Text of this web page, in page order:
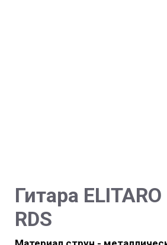
Гитара
RDS